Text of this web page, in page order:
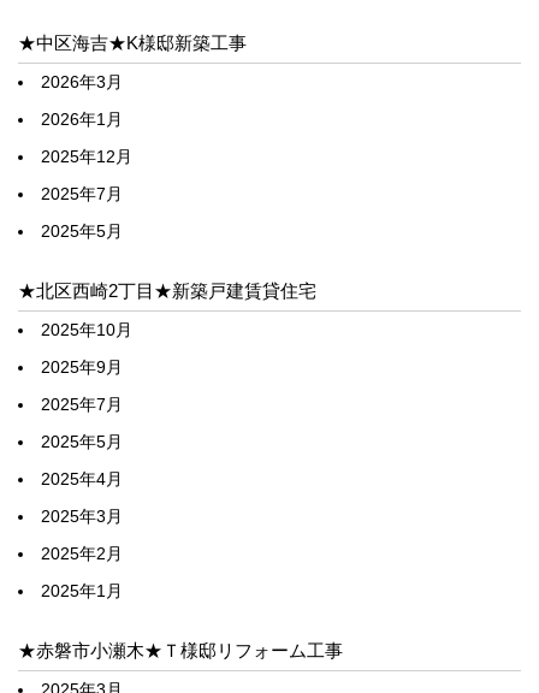
★中区海吉★K様邸新築工事
2026年3月
2026年1月
2025年12月
2025年7月
2025年5月
★北区西崎2丁目★新築戸建賃貸住宅
2025年10月
2025年9月
2025年7月
2025年5月
2025年4月
2025年3月
2025年2月
2025年1月
★赤磐市小瀬木★Ｔ様邸リフォーム工事